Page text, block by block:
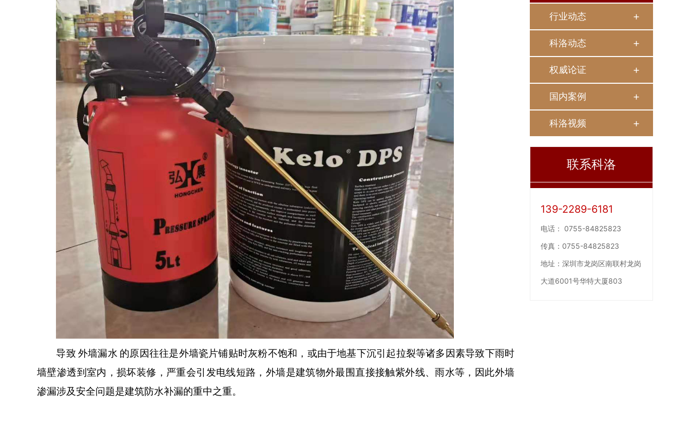
导致 外墙漏水 的原因往往是外墙瓷片铺贴时灰粉不饱和，或由于地基下沉引起拉裂等诸多因素导致下雨时
墙壁渗透到室内，损坏装修，严重会引发电线短路，外墙是建筑物外最围直接接触紫外线、雨水等，因此外墙
渗漏涉及安全问题是建筑防水补漏的重中之重。
行业动态
科洛动态
权威论证
国内案例
科洛视频
联系科洛
139-2289-6181
电话： 0755-84825823
传真： 0755-84825823
地址： 深圳市龙岗区南联村龙岗
大道6001号华特大厦803